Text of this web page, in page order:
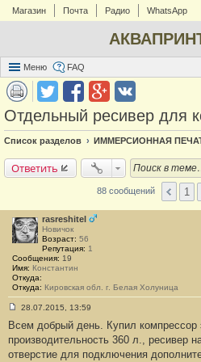
Магазин Почта Радио WhatsApp
Меню FAQ
Отдельный ресивер для
Список разделов ИММЕРСИОННАЯ
Ответить
88 сообщений 1
rasreshitel
Новичок
Возраст: 56
Репутация: 1
Сообщения: 19
Имя: Константин
Откуда:
Откуда: Кировская обл. г. Белая Холуница
о
б
щ
28.07.2015, 13:59
Всем добрый день. Купил компрессор
производительность 360 л., ресивер
отверстие для подключения